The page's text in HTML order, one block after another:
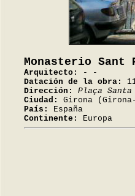
Monasterio Sant
Arquitecto:
- -
Datación de la obra:
Dirección:
Plaça
Ciudad:
Girona
País:
España
Continente:
Europa